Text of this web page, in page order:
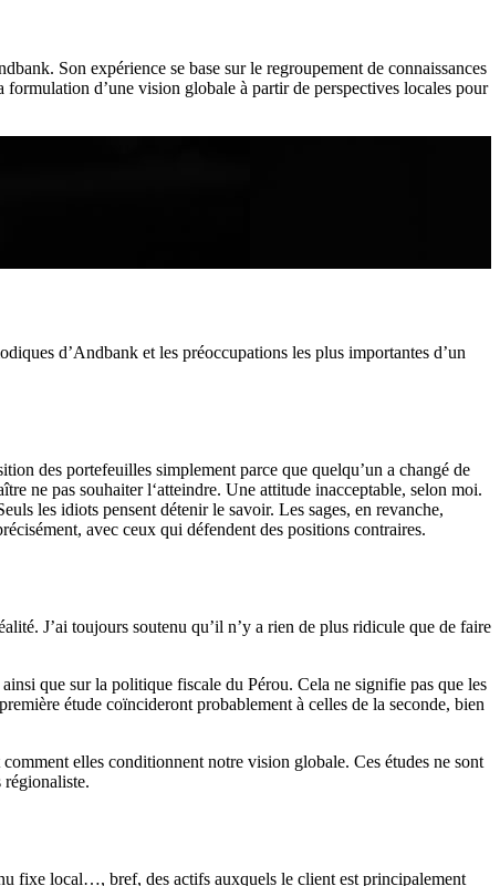
Son expérience se base sur le regroupement de connaissances
d’une vision globale à partir de perspectives locales pour
d’Andbank et les préoccupations les plus importantes d’un
des portefeuilles simplement parce que quelqu’un a changé de
ne pas souhaiter l‘atteindre. Une attitude inacceptable, selon moi.
les idiots pensent détenir le savoir. Les sages, en revanche,
avec ceux qui défendent des positions contraires.
J’ai toujours soutenu qu’il n’y a rien de plus ridicule que de faire
que sur la politique fiscale du Pérou. Cela ne signifie pas que les
étude coïncideront probablement à celles de la seconde, bien
elles conditionnent notre vision globale. Ces études ne sont
régionaliste.
fixe local…, bref, des actifs auxquels le client est principalement